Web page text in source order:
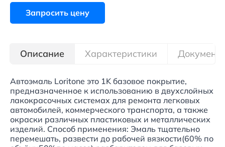
Запросить цену
Описание Характеристики
Автоэмаль Loritone это 1K базовое покрытие,
предназначенное к использованию в двухслойных
лакокрасочных системах для ремонта легковых
автомобилей, коммерческого транспорта, а также
окраски различных пластиковых и металлических
изделий. Способ применения: Эмаль тщательно
перемешать, развести до рабочей вязкости(60% по